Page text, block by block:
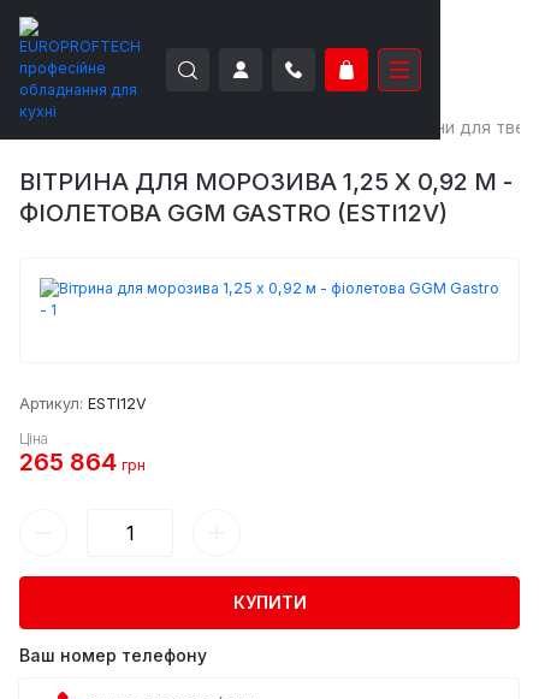
EUROPROFTECH Вітрини для
ВІТРИНА ДЛЯ МОРОЗИВА 1,25 X 0,92 М -
ФІОЛЕТОВА GGM GASTRO (ESTI12V)
Артикул: ESTI12V
Ціна
265 864 грн
КУПИТИ
Ваш номер телефону